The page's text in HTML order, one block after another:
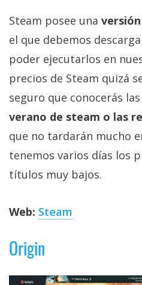
Steam posee una
el que debemos
poder ejecutarlos en
precios de Steam quizá
seguro que conocerás las
verano de steam o las
que no tardarán mucho
tenemos varios días los
títulos muy bajos.
Web: Steam
Origin